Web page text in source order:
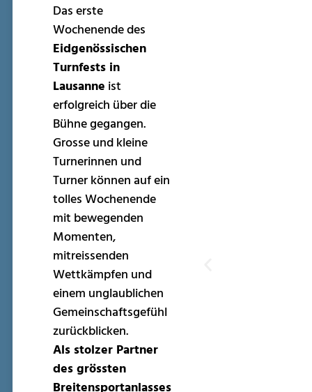
Das erste
Wochenende des
Eidgenössischen
Turnfests in
Lausanne ist
erfolgreich über die
Bühne gegangen.
Grosse und kleine
Turnerinnen und
Turner können auf ein
tolles Wochenende
mit bewegenden
Momenten,
mitreissenden
Wettkämpfen und
einem unglaublichen
Gemeinschaftsgefühl
zurückblicken.
Als stolzer Partner
des grössten
Breitensportanlasses